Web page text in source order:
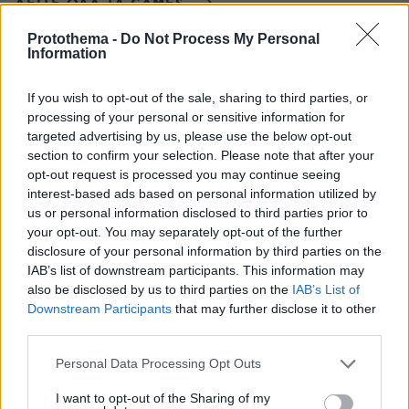
Protothema - Do Not Process My Personal
Information
If you wish to opt-out of the sale, sharing to third parties, or
processing of your personal or sensitive information for
targeted advertising by us, please use the below opt-out
section to confirm your selection. Please note that after your
opt-out request is processed you may continue seeing
interest-based ads based on personal information utilized by
us or personal information disclosed to third parties prior to
your opt-out. You may separately opt-out of the further
disclosure of your personal information by third parties on the
IAB’s list of downstream participants. This information may
also be disclosed by us to third parties on the IAB’s List of
Downstream Participants that may further disclose it to other
Please note that this website/app uses one or more Google
not limited to your visit or usage behaviour. You may click to
Personal Data Processing Opt Outs
I want to opt-out of the Sharing of my
ΔΕΙΤΕ ΟΛΑ ΤΑ GAMES